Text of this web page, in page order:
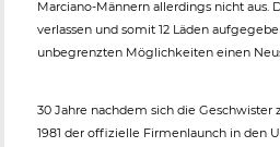
Marciano-Männern allerdings nicht aus.
verlassen und somit 12 Läden
unbegrenzten Möglichkeiten einen
30 Jahre nachdem sich die
1981 der offizielle Firmenlaunch in den